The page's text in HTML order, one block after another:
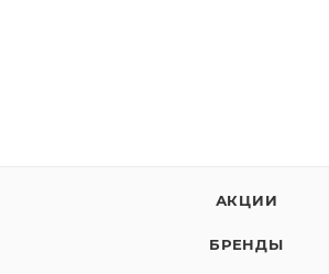
АКЦИИ
БРЕНДЫ